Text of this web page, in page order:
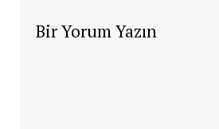
Bir Yorum Yazın